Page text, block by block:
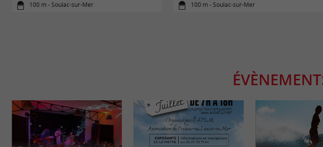
100 m - Soulac-sur-Mer 100 m - Soulac-sur-Mer